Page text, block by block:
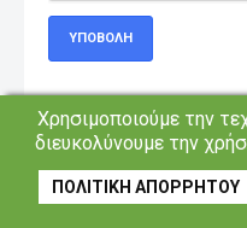
ΥΠΟΒΟΛΉ
Χρησιμοποιούμε την
διευκολύνουμε την
ΠΟΛΙΤΙΚΗ ΑΠΟΡΡΗΤΟΥ